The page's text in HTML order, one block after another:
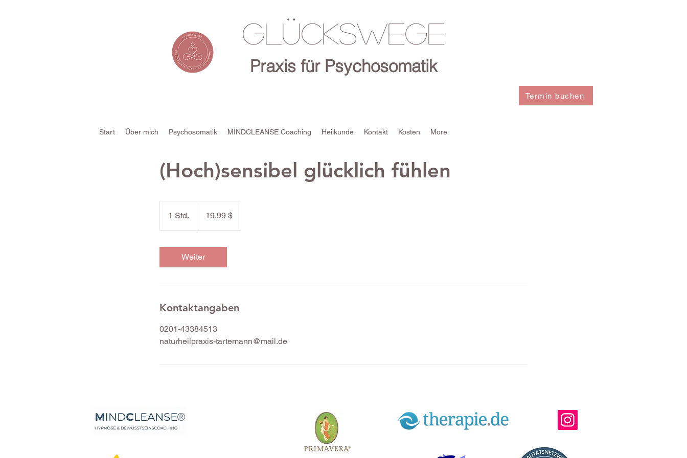
Glückswege
Praxis für Psychosomatik
Termin buchen
(Hoch)sensibel glücklich fühlen
1 Std.
S
Dollar19,99 $
Weiter
Kontaktangaben
0201-43384513
naturheilpraxis-tartemann@mail.de
Start Über mich Psychosomatik MINDCLEANSE Coaching Heilkunde Kontakt Kosten More